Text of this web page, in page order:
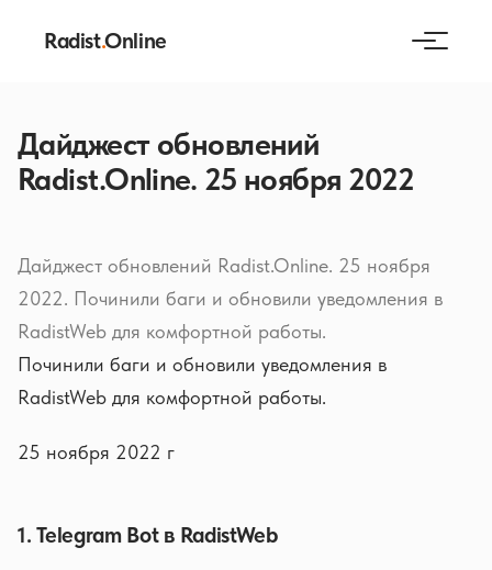
Radist.Online
Дайджест обновлений
Radist.Online. 25 ноября 2022
Дайджест обновлений Radist.Online. 25 ноября
2022. Починили баги и обновили уведомления в
RadistWeb для комфортной работы.
Починили баги и обновили уведомления в
RadistWeb для комфортной работы.
25 ноября 2022 г
1. Telegram Bot в RadistWeb